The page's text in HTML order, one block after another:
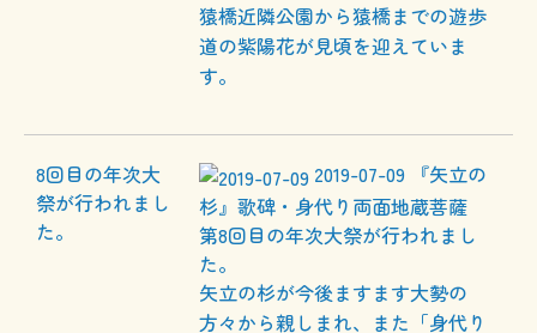
猿橋近隣公園から猿橋までの遊歩
道の紫陽花が見頃を迎えていま
す。
2019-07-09 『矢立の
杉』歌碑・身代り両面地蔵菩薩
第8回目の年次大祭が行われまし
た。
矢立の杉が今後ますます大勢の
方々から親しまれ、また「身代り